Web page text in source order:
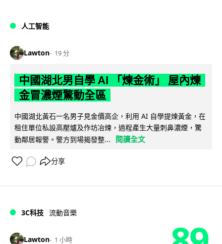
人工智能
Lawton 19 分
中國湖北男自學 AI 「煉金術」 屋內煉
金冒濃煙驚動全區
中國湖北黃石一名男子見金價高企，利用 AI 自學提煉黃金，在
租住單位私設高壓爐及作坊冶煉，過程產生大量刺鼻濃煙，驚
動鄰居報警。警方到場揭發整...
閱讀全文
分享
3C科技 流動音樂
Lawton 1 小時